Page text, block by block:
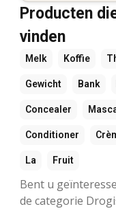
Producten
vinden
Melk Koffie
Gewicht Bank
Concealer
Conditioner
La Fruit
Bent u
de categorie